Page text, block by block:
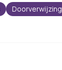
Doorverwijzing